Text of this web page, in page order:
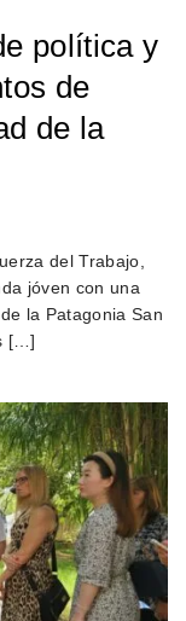
política y
de
de la
del Trabajo,
jóven con una
la Patagonia San
[…]